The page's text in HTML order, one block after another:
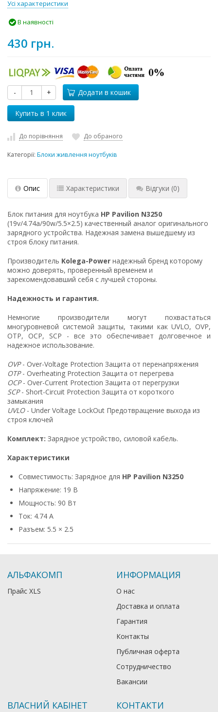
Усі характеристики
В наявності
430 грн.
- + Додати в кошик
До порівняння До обраного
Категорії: Блоки живлення ноутбуків
Опис Характеристики Відгуки (0)
Блок питания для ноутбука HP Pavilion N3250
(19v/4.74a/90w/5.5×2.5) качественный аналог оригинального
зарядного устройства. Надежная замена вышедшему из
строя блоку питания.
Производитель Kolega-Power надежный бренд которому
можно доверять, проверенный временем и
зарекомендовавший себя с лучшей стороны.
Надежность и гарантия.
Немногие производители могут похвастаться
многуровневой системой защиты, такими как UVLO, OVP,
OTP, OCP, SCP - все это обеспечивает долговечное и
надежное использование.
OVP- Over-Voltage Protection Защита от перенапряжения
OTP- Overheating Protection Защита от перегрева
OCP- Over-Current Protection Защита от перегрузки
SCP- Short-Circuit Protection Защита от короткого
замыкания
UVLO- Under Voltage LockOut Предотвращение выхода из
строя ключей
Комплект: Зарядное устройство, силовой кабель.
Характеристики
Совместимость: Зарядное для HP Pavilion N3250
Напряжение: 19 В
Мощность: 90 Вт
Ток: 4.74 А
Разъем: 5.5 × 2.5
АЛЬФАКОМП
Прайс XLS
ИНФОРМАЦИЯ
О нас
Доставка и оплата
Гарантия
Контакты
Публичная оферта
Сотрудничество
Вакансии
ВЛАСНИЙ КАБІНЕТ КОНТАКТИ